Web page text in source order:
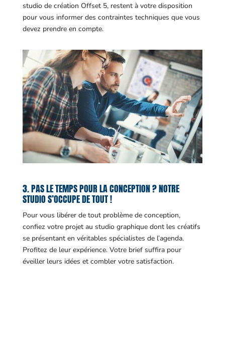
studio de création Offset 5, restent à votre disposition
pour vous informer des contraintes techniques que vous
devez prendre en compte.
3. PAS LE TEMPS POUR LA CONCEPTION ? NOTRE
STUDIO S’OCCUPE DE TOUT !
Pour vous libérer de tout problème de conception,
confiez votre projet au studio graphique dont les créatifs
se présentant en véritables spécialistes de l’agenda.
Profitez de leur expérience. Votre brief suffira pour
éveiller leurs idées et combler votre satisfaction.